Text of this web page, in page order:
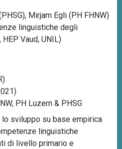
Mirjam Egli (PH FHNW)
linguistiche degli
Vaud, UNIL)
PH Luzern & PHSG
sviluppo su base empirica
linguistiche
di livello primario e